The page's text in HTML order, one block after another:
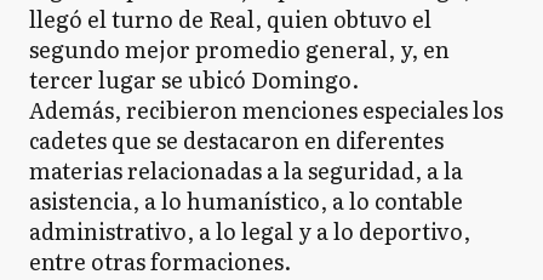
llegó el turno de Real, quien obtuvo el
segundo mejor promedio general, y, en
tercer lugar se ubicó Domingo.
Además, recibieron menciones especiales los
cadetes que se destacaron en diferentes
materias relacionadas a la seguridad, a la
asistencia, a lo humanístico, a lo contable
administrativo, a lo legal y a lo deportivo,
entre otras formaciones.